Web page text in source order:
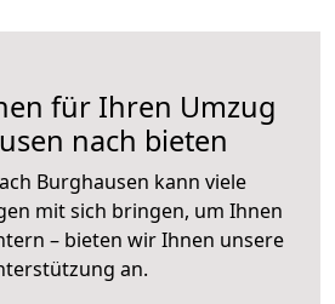
für Ihren Umzug
nach bieten
Burghausen kann viele
mit sich bringen, um Ihnen
– bieten wir Ihnen unsere
an.